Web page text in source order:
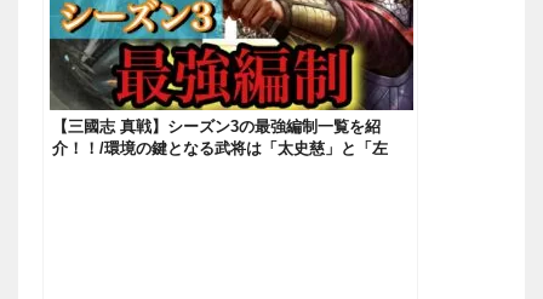
【三國志 真戦】シーズン3の最強編制一覧を紹
介！！/環境の鍵となる武将は「太史慈」と「左